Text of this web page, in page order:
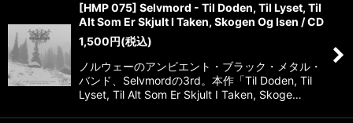
[HMP 075] Selvmord - Til Doden, Til Lyset, Til
Alt Som Er Skjult I Taken, Skogen Og Isen / CD
1,500円(税込)
ノルウェーのアンビエント・ブラック・メタル・
バンド、Selvmordの3rd。本作「Til Doden, Til
Lyset, Til Alt Som Er Skjult I Taken, Skoge…